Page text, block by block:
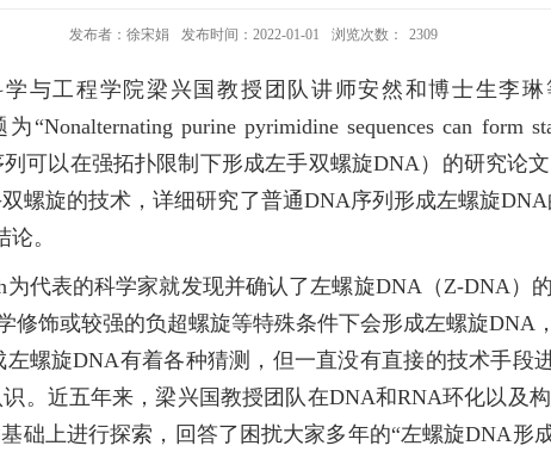
发布者：徐宋娟 发布时间：2022-01-01 浏览次数： 2309
与工程学院梁兴国教授团队讲师安然和博士生李
purine pyrimidine sequences can form
列可以在强拓扑限制下形成左手双螺旋DNA）的研究论
螺旋的技术 ，详细研究了普通DNA序列形成左螺旋
。
为代表的科学家就发现并确认了左螺旋DNA（Z-DNA）
修饰或较强的负超螺旋等特殊条件下会形成左螺旋DNA
螺旋DNA有着各种猜测，但一直没有直接的技术手段
。近五年来，梁兴国教授团队在DNA和RNA环化以及
础上进行探索，回答了困扰大家多年的“左螺旋DNA形